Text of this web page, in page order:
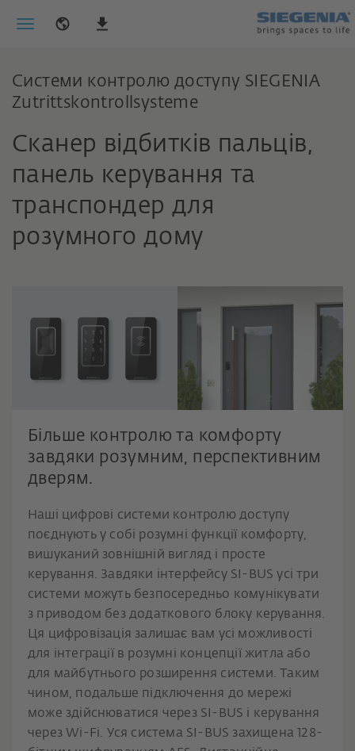
Системи контролю доступу SIEGENIA
Zutrittskontrollsysteme
Сканер відбитків пальців,
панель керування та
транспондер для
розумного дому
Більше контролю та комфорту
завдяки розумним, перспективним
дверям.
Наші цифрові системи контролю доступу
поєднують у собі розумні функції комфорту,
вишуканий зовнішній вигляд і просте
керування. Завдяки інтерфейсу SI-BUS усі три
системи можуть безпосередньо комунікувати
з приводом без додаткового блоку керування.
Ця цифровізація залишає вам усі можливості
для інтеграції в розумні концепції житла або
для майбутнього розширення системи. Таким
чином, подальше підключення до мережі
може здійснюватися через SI-BUS і керування
через Wi-Fi. Уся система SI-BUS захищена 128-